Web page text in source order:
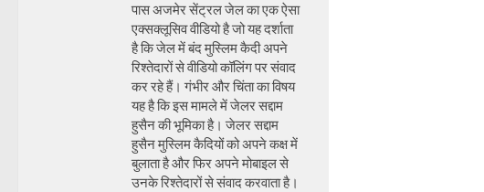
पास अजमेर सेंट्रल जेल का एक ऐसा
एक्सक्लूसिव वीडियो है जो यह दर्शाता
है कि जेल में बंद मुस्लिम कैदी अपने
रिश्तेदारों से वीडियो कॉलिंग पर संवाद
कर रहे हैं। गंभीर और चिंता का विषय
यह है कि इस मामले में जेलर सद्दाम
हुसैन की भूमिका है। जेलर सद्दाम
हुसैन मुस्लिम कैदियों को अपने कक्ष में
बुलाता है और फिर अपने मोबाइल से
उनके रिश्तेदारों से संवाद करवाता है।